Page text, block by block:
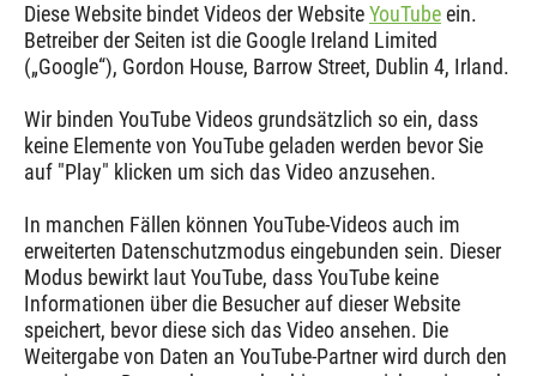
Diese Website bindet Videos der WebsiteYouTubeein.
Betreiber der Seiten ist die Google Ireland Limited
(„Google“), Gordon House, Barrow Street, Dublin 4, Irland.
Wir binden YouTube Videos grundsätzlich so ein, dass
keine Elemente von YouTube geladen werden bevor Sie
auf "Play" klicken um sich das Video anzusehen.
In manchen Fällen können YouTube-Videos auch im
erweiterten Datenschutzmodus eingebunden sein. Dieser
Modus bewirkt laut YouTube, dass YouTube keine
Informationen über die Besucher auf dieser Website
speichert, bevor diese sich das Video ansehen. Die
Weitergabe von Daten an YouTube-Partner wird durch den